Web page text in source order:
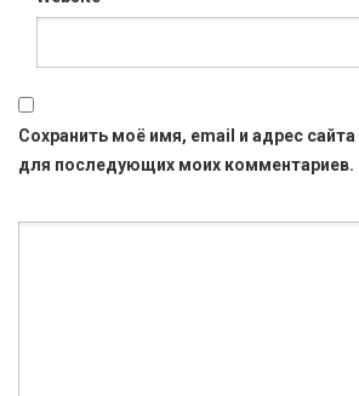
Сохранить моё имя, email и адрес сайта
для последующих моих комментариев.